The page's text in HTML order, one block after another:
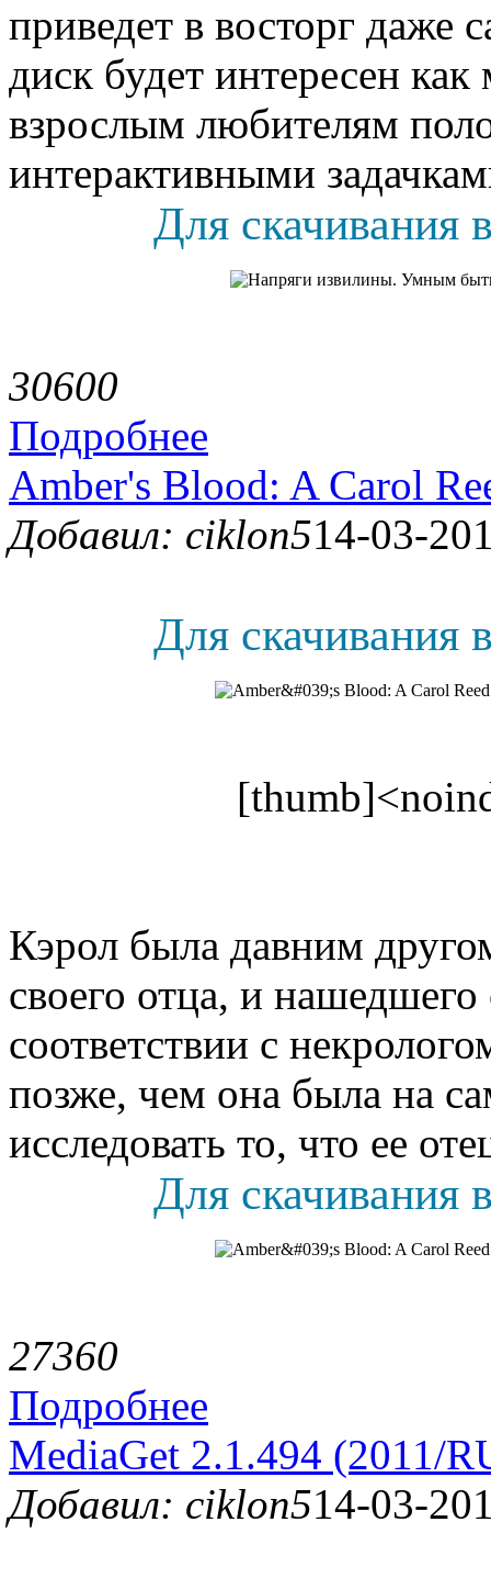
приведет в восторг даже
диск будет интересен
взрослым любителям
интерактивными
Для скачивания
30600
Подробнее
Amber's Blood: A Carol
Добавил: ciklon514-03-
Для скачивания
Кэрол была давним
своего отца, и
соответствии с
позже, чем она была на
исследовать то, что ее
Для скачивания
27360
Подробнее
MediaGet 2.1.494 (2011/
Добавил: ciklon514-03-